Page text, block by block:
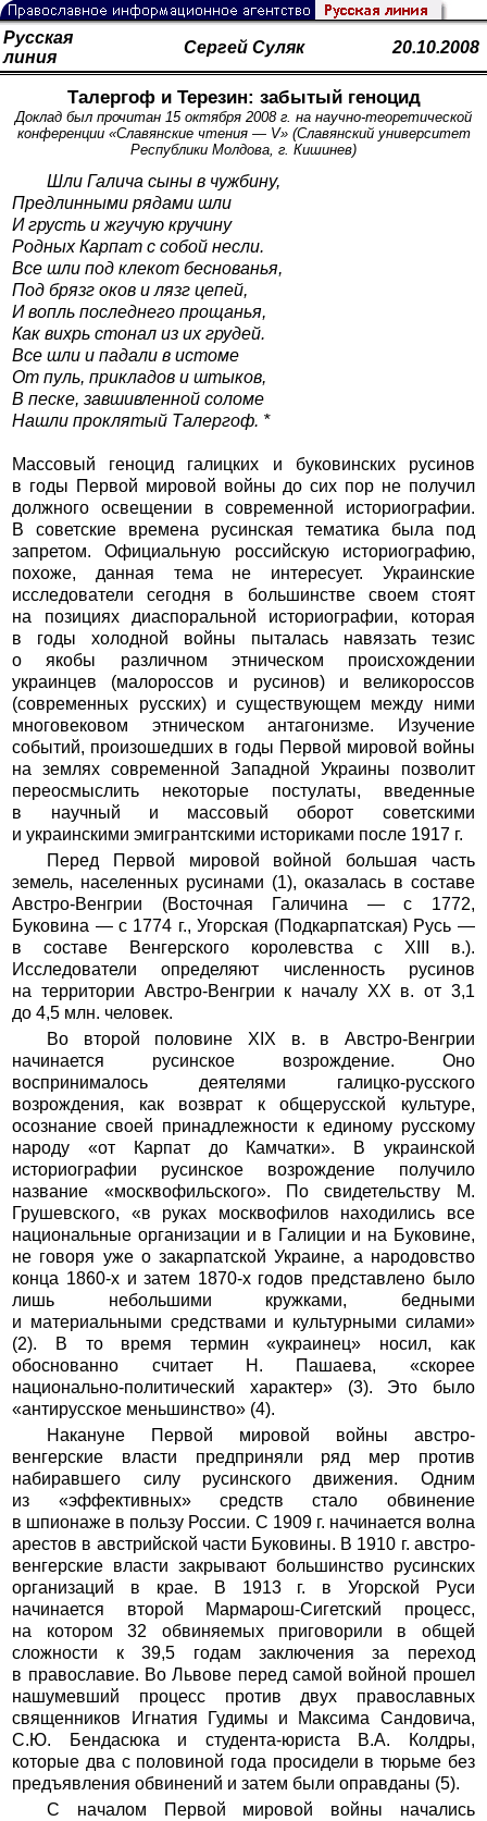
Русская
линия
Сергей Суляк 20.10.2008
Талергоф и Терезин: забытый геноцид
Доклад был прочитан 15 октября 2008 г. на научно-теоретической
конференции «Славянские чтения — V» (Славянский университет
Республики Молдова, г. Кишинев)
Шли Галича сыны в чужбину,
Предлинными рядами шли
И грусть и жгучую кручину
Родных Карпат с собой несли.
Все шли под клекот беснованья,
Под брязг оков и лязг цепей,
И вопль последнего прощанья,
Как вихрь стонал из их грудей.
Все шли и падали в истоме
От пуль, прикладов и штыков,
В песке, завшивленной соломе
Нашли проклятый Талергоф. *
Массовый геноцид галицких и буковинских русинов
в годы Первой мировой войны до сих пор не получил
должного освещении в современной историографии.
В советские времена русинская тематика была под
запретом. Официальную российскую историографию,
похоже, данная тема не интересует. Украинские
исследователи сегодня в большинстве своем стоят
на позициях диаспоральной историографии, которая
в годы холодной войны пыталась навязать тезис
о якобы различном этническом происхождении
украинцев (малороссов и русинов) и великороссов
(современных русских) и существующем между ними
многовековом этническом антагонизме. Изучение
событий, произошедших в годы Первой мировой войны
на землях современной Западной Украины позволит
переосмыслить некоторые постулаты, введенные
в научный и массовый оборот советскими
и украинскими эмигрантскими историками после 1917 г.
Перед Первой мировой войной большая часть
земель, населенных русинами (1), оказалась в составе
Австро-Венгрии (Восточная Галичина — с 1772,
Буковина — с 1774 г., Угорская (Подкарпатская) Русь —
в составе Венгерского королевства с XIII в.).
Исследователи определяют численность русинов
на территории Австро-Венгрии к началу XX в. от 3,1
до 4,5 млн. человек.
Во второй половине XIX в. в Австро-Венгрии
начинается русинское возрождение. Оно
воспринималось деятелями галицко-русского
возрождения, как возврат к общерусской культуре,
осознание своей принадлежности к единому русскому
народу «от Карпат до Камчатки». В украинской
историографии русинское возрождение получило
название «москвофильского». По свидетельству М.
Грушевского, «в руках москвофилов находились все
национальные организации и в Галиции и на Буковине,
не говоря уже о закарпатской Украине, а народовство
конца 1860-х и затем 1870-х годов представлено было
лишь небольшими кружками, бедными
и материальными средствами и культурными силами»
(2). В то время термин «украинец» носил, как
обоснованно считает Н. Пашаева, «скорее
национально-политический характер» (3). Это было
«антирусское меньшинство» (4).
Накануне Первой мировой войны австро-
венгерские власти предприняли ряд мер против
набиравшего силу русинского движения. Одним
из «эффективных» средств стало обвинение
в шпионаже в пользу России. С 1909 г. начинается волна
арестов в австрийской части Буковины. В 1910 г. австро-
венгерские власти закрывают большинство русинских
организаций в крае. В 1913 г. в Угорской Руси
начинается второй Мармарош-Сигетский процесс,
на котором 32 обвиняемых приговорили в общей
сложности к 39,5 годам заключения за переход
в православие. Во Львове перед самой войной прошел
нашумевший процесс против двух православных
священников Игнатия Гудимы и Максима Сандовича,
С.Ю. Бендасюка и студента-юриста В.А. Колдры,
которые два с половиной года просидели в тюрьме без
предъявления обвинений и затем были оправданы (5).
С началом Первой мировой войны начались